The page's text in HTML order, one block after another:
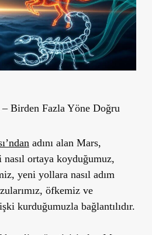
– Birden Fazla Yöne Doğru
adını alan Mars,
ortaya koyduğumuz,
yeni yollara nasıl adım
öfkemiz ve
kurduğumuzla bağlantılıdır.